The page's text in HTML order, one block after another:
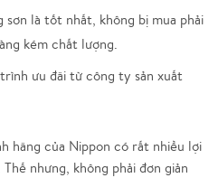
là tốt nhất, không bị mua phải
kém chất lượng.
ưu đãi từ công ty sản xuất
hãng của Nippon có rất nhiều lợi
nhưng, không phải đơn giản